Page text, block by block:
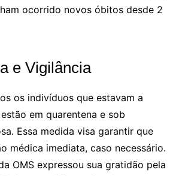
ocorrido novos óbitos desde 2
e Vigilância
os indivíduos que estavam a
em quarentena e sob
Essa medida visa garantir que
médica imediata, caso necessário.
OMS expressou sua gratidão pela